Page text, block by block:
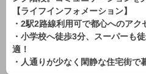
【ライフインフォメーション】
・2駅2路線利用可で都心へのアク
・小学校へ徒歩3分、スーパーも
適！
・人通りが少なく閑静な住宅街で